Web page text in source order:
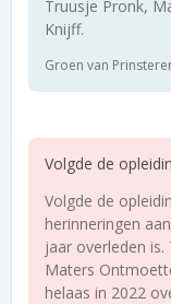
Truusje Pronk,
Knijff.
Groen van
Volgde de
Volgde de
herinneringen
jaar overleden
Maters
helaas in 2022